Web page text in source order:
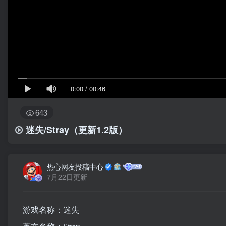
0:00 / 00:46
643
迷失/Stray （更新1.2版）
热心网友投稿中心
7月22日更新
游戏名称：迷失